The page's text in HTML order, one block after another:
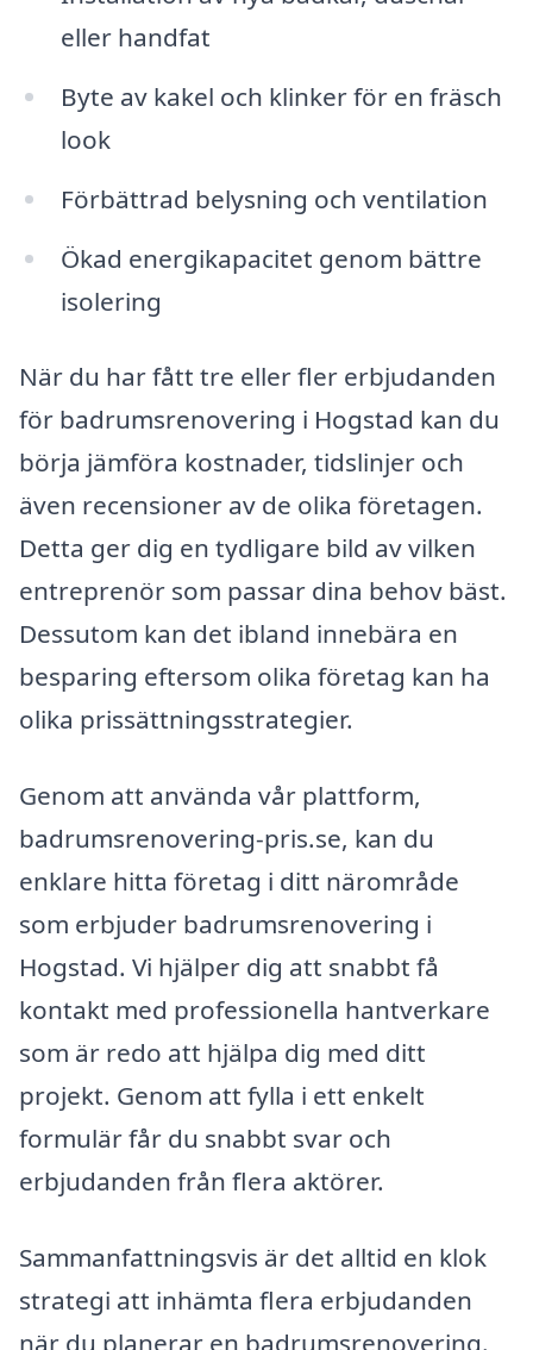
eller handfat
Byte av kakel och klinker för en fräsch
look
Förbättrad belysning och ventilation
Ökad energikapacitet genom bättre
isolering
När du har fått tre eller fler erbjudanden
för badrumsrenovering i Hogstad kan du
börja jämföra kostnader, tidslinjer och
även recensioner av de olika företagen.
Detta ger dig en tydligare bild av vilken
entreprenör som passar dina behov bäst.
Dessutom kan det ibland innebära en
besparing eftersom olika företag kan ha
olika prissättningsstrategier.
Genom att använda vår plattform,
badrumsrenovering-pris.se, kan du
enklare hitta företag i ditt närområde
som erbjuder badrumsrenovering i
Hogstad. Vi hjälper dig att snabbt få
kontakt med professionella hantverkare
som är redo att hjälpa dig med ditt
projekt. Genom att fylla i ett enkelt
formulär får du snabbt svar och
erbjudanden från flera aktörer.
Sammanfattningsvis är det alltid en klok
strategi att inhämta flera erbjudanden
när du planerar en badrumsrenovering.